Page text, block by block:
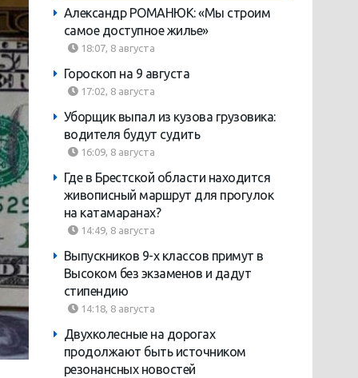
Александр РОМАНЮК: «Мы строим
самое доступное жилье»
18:07, 8 августа
Гороскоп на 9 августа
17:02, 8 августа
Уборщик выпал из кузова грузовика:
водителя будут судить
16:09, 8 августа
Где в Брестской области находится
живописный маршрут для прогулок
на катамаранах?
14:49, 8 августа
Выпускников 9-х классов примут в
Высоком без экзаменов и дадут
стипендию
14:18, 8 августа
Двухколесные на дорогах
продолжают быть источником
резонансных новостей